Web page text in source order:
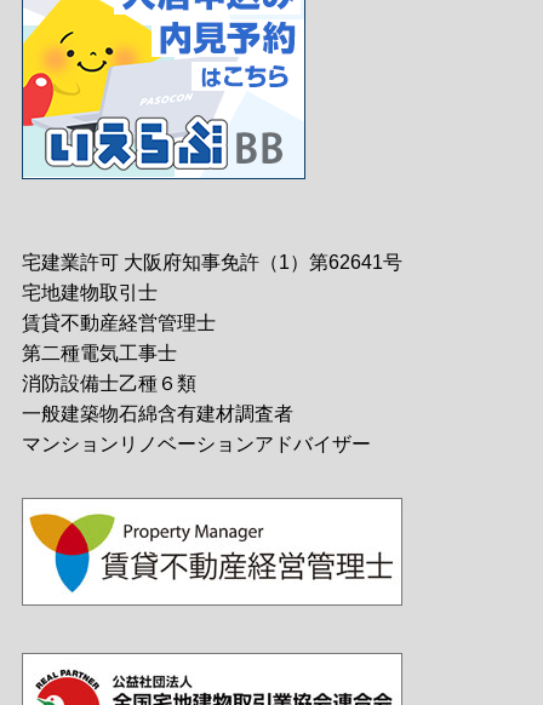
宅建業許可 大阪府知事免許（1）第62641号
宅地建物取引士
賃貸不動産経営管理士
第二種電気工事士
消防設備士乙種６類
一般建築物石綿含有建材調査者
マンションリノベーションアドバイザー